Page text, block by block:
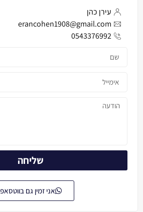
עירן כהן
erancohen1908@gmail.com
0543376992
שליחה
אני זמין גם בווטסאפ